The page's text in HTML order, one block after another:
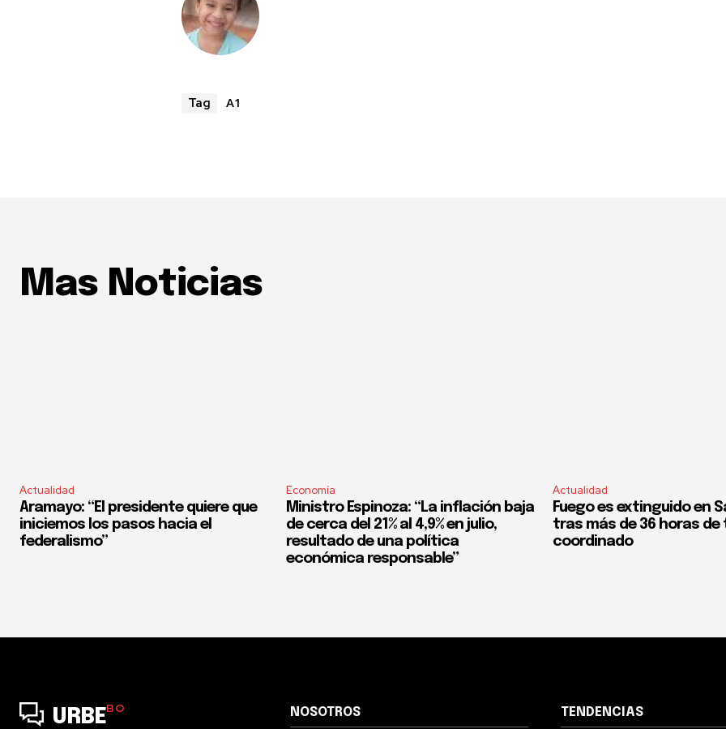
Tag A1
Mas Noticias
Actualidad
Aramayo: “El presidente quiere que
iniciemos los pasos hacia el
federalismo”
Economía
Ministro Espinoza: “La inflación baja
de cerca del 21% al 4,9% en julio,
resultado de una política
económica responsable”
Actualidad
Fuego es extinguido en
tras más de 36 horas de
coordinado
URBEBO NOSOTROS TENDENCIAS